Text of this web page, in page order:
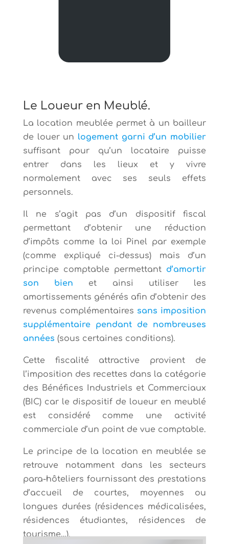
Le Loueur en Meublé.
La location meublée permet à un bailleur
de louer un logement garni d’un mobilier
suffisant pour qu’un locataire puisse
entrer dans les lieux et y vivre
normalement avec ses seuls effets
personnels.
Il ne s’agit pas d’un dispositif fiscal
permettant d’obtenir une réduction
d’impôts comme la loi Pinel par exemple
(comme expliqué ci-dessus) mais d’un
principe comptable permettant d’amortir
son bien et ainsi utiliser les
amortissements générés afin d’obtenir des
revenus complémentaires sans imposition
supplémentaire pendant de nombreuses
années (sous certaines conditions).
Cette fiscalité attractive provient de
l’imposition des recettes dans la catégorie
des Bénéfices Industriels et Commerciaux
(BIC) car le dispositif de loueur en meublé
est considéré comme une activité
commerciale d’un point de vue comptable.
Le principe de la location en meublée se
retrouve notamment dans les secteurs
para-hôteliers fournissant des prestations
d’accueil de courtes, moyennes ou
longues durées (résidences médicalisées,
résidences étudiantes, résidences de
tourisme…).